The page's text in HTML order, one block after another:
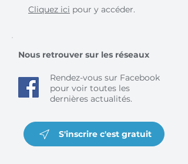
Cliquez ici pour y accéder.
Nous retrouver sur les réseaux
Rendez-vous sur Facebook
pour voir toutes les
dernières actualités.
S'inscrire c'est gratuit